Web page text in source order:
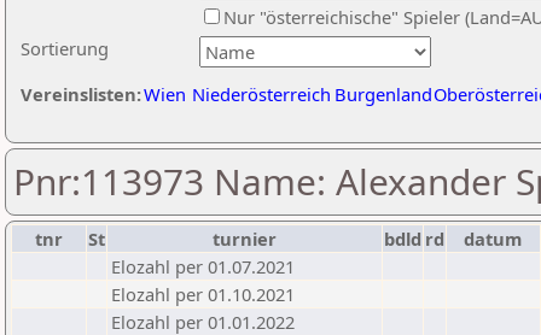
Sortierung
Nur "österreichische" Spieler
Vereinslisten:Wien Niederösterreich Burgenland
Pnr:113973 Name: Alexander
tnr St turnier bdld rd
datum
Elozahl per 01.07.2021
Elozahl per 01.10.2021
Elozahl per 01.01.2022